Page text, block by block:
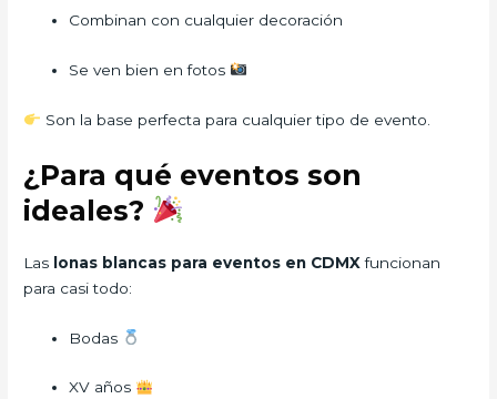
Combinan con cualquier decoración
Se ven bien en fotos
Son la base perfecta para cualquier tipo de evento.
¿Para qué eventos son
ideales?
Las lonas blancas para eventos en CDMXfuncionan
para casi todo:
Bodas
XV años